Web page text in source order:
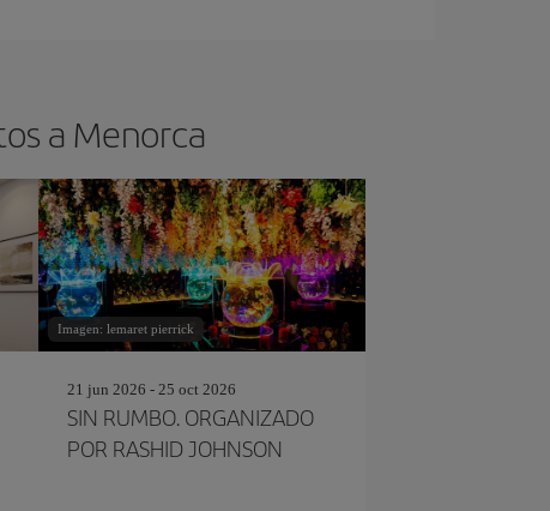
a Menorca
Imagen: lemaret pierrick
21 jun 2026 - 25 oct 2026
SIN RUMBO. ORGANIZADO
POR RASHID JOHNSON